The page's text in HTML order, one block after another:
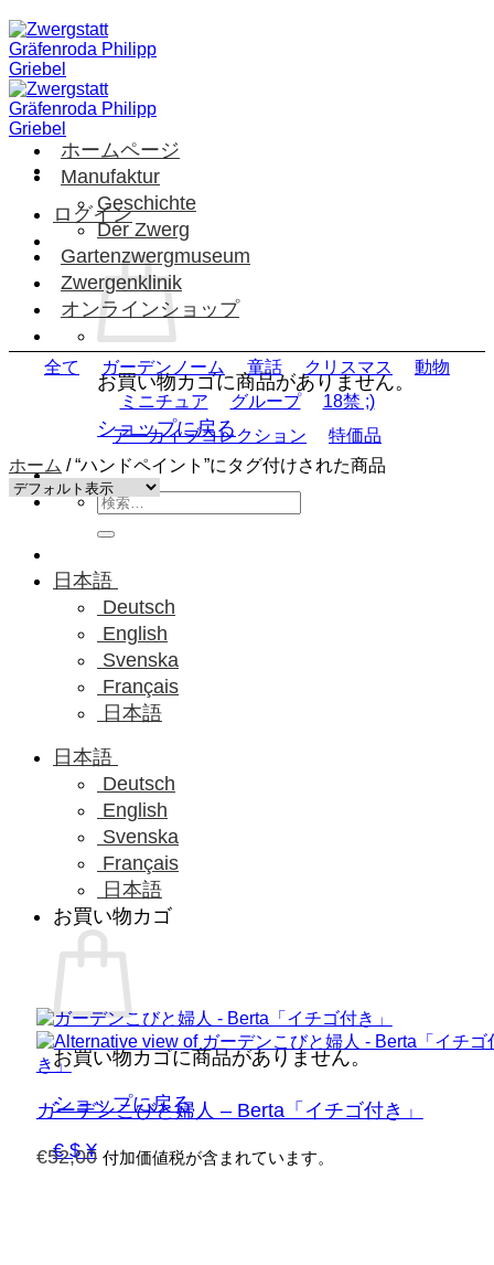
Skip
to
content
ログイン
お買い物カゴに商品がありません。
ショップに戻る
検
索
象:
日本語
Deutsch
English
Svenska
Français
日本語
日本語
Deutsch
English
Svenska
Français
日本語
お買い物カゴ
お買い物カゴに商品がありません。
ショップに戻る
€ $ ¥
ホームページ
Manufaktur
Geschichte
Der Zwerg
Gartenzwergmuseum
Zwergenklinik
オンラインショップ
全て ガーデンノーム 童話 クリスマス
動物
ミニチュア
グループ
18禁 ;)
アーカイブコレクション
特価品
ホーム /“ハンドペイント”にタグ付けされた商品
ガーデンこびと婦人 – Berta「イチゴ付き」
€52,00 付加価値税が含まれています。